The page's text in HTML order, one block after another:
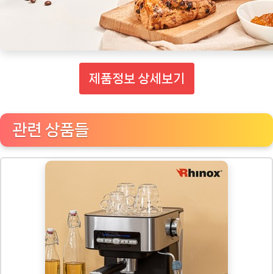
제품정보 상세보기
관련 상품들